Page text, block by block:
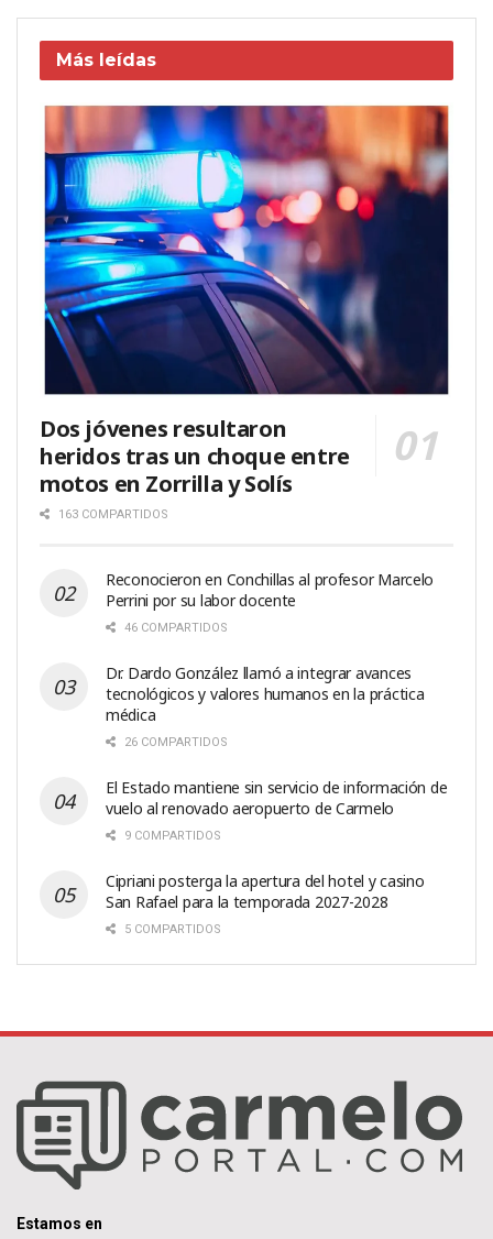
Más leídas
Dos jóvenes resultaron
heridos tras un choque entre
motos en Zorrilla y Solís
163 COMPARTIDOS
Reconocieron en Conchillas al profesor Marcelo
Perrini por su labor docente
46 COMPARTIDOS
Dr. Dardo González llamó a integrar avances
tecnológicos y valores humanos en la práctica
médica
26 COMPARTIDOS
El Estado mantiene sin servicio de información de
vuelo al renovado aeropuerto de Carmelo
9 COMPARTIDOS
Cipriani posterga la apertura del hotel y casino
San Rafael para la temporada 2027-2028
5 COMPARTIDOS
Estamos en